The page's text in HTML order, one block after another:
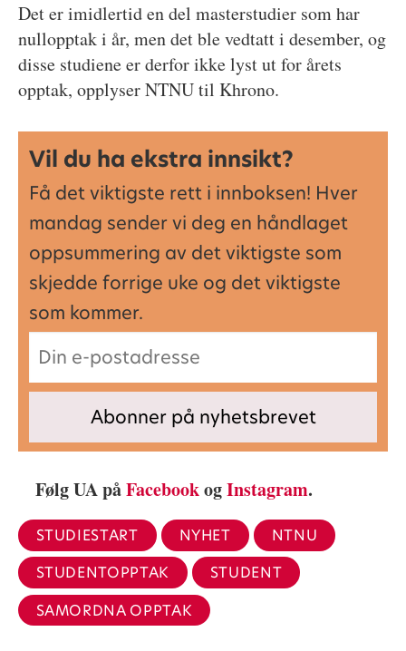
Det er imidlertid en del masterstudier som har
nullopptak i år, men det ble vedtatt i desember, og
disse studiene er derfor ikke lyst ut for årets
opptak, opplyser NTNU til Khrono.
Vil du ha ekstra innsikt?
Få det viktigste rett i innboksen! Hver
mandag sender vi deg en håndlaget
oppsummering av det viktigste som
skjedde forrige uke og det viktigste
som kommer.
Følg UA påFacebookogInstagram.
STUDIESTART NYHET
NTNU
STUDENTOPPTAK
STUDENT
SAMORDNA OPPTAK